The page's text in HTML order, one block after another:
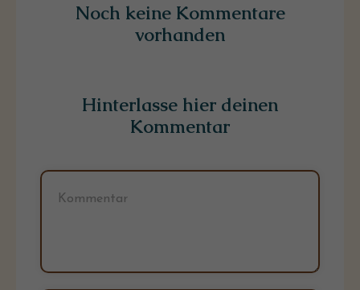
Noch keine Kommentare
vorhanden
Hinterlasse hier deinen
Kommentar